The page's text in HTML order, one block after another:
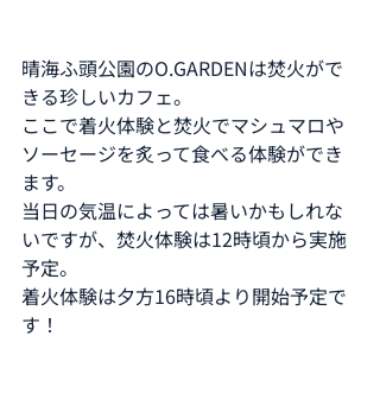
晴海ふ頭公園のO.GARDENは焚火がで
きる珍しいカフェ。
ここで着火体験と焚火でマシュマロや
ソーセージを炙って食べる体験ができ
ます。
当日の気温によっては暑いかもしれな
いですが、焚火体験は12時頃から実施
予定。
着火体験は夕方16時頃より開始予定で
す！